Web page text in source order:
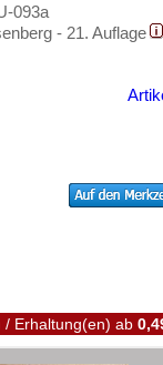
093a
- 21. Auflage
/ Erhaltung(en) ab